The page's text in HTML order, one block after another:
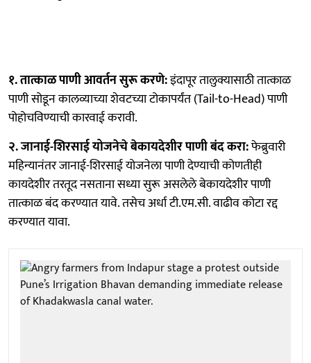
१. तात्काळ पाणी आवर्तन सुरू करणे:इंदापूर तालुक्यासाठी तात्काळ
पाणी सोडून कालव्याच्या शेवटच्या टोकापर्यंत (Tail-to-Head) पाणी
पोहोचविण्याची कारवाई करावी.
२. जानाई-शिरसाई योजनेचे बेकायदेशीर पाणी बंद करा:फेब्रुवारी
महिन्यानंतर जानाई-शिरसाई योजनेला पाणी देण्याची कोणतीही
कायदेशीर तरतूद नसताना सध्या सुरू असलेले बेकायदेशीर पाणी
तात्काळ बंद करण्यात यावे. तसेच अर्धा टी.एम.सी. वाढीव कोटा रद्द
करण्यात यावा.